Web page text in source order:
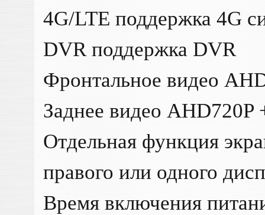
4G/LTE поддержка 4G
DVR поддержка DVR
Фронтальное видео
Заднее видео AHD720P
Отдельная функция
правого или одного
Время включения